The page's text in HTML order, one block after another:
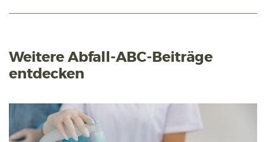
Weitere Abfall-ABC-Beiträge
entdecken